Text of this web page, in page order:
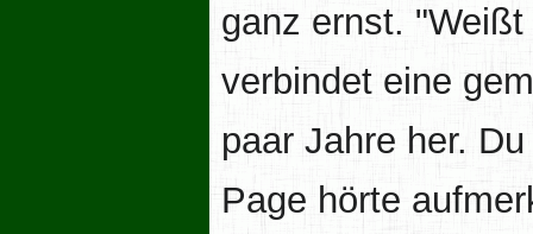
ganz ernst.
verbindet eine
paar Jahre her.
Page hörte